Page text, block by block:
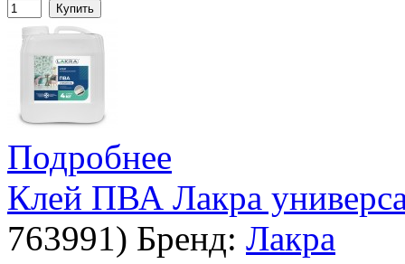
Купить
Подробнее
Клей ПВА Лакра
763991) Бренд: Лакра